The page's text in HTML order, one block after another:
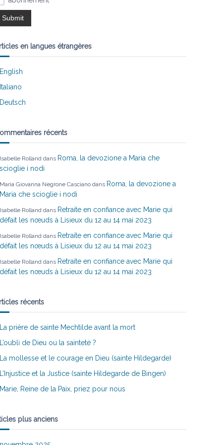
en langues étrangères
English
Italiano
Deutsch
récents
Isabelle Rolland dans Roma, la devozione a Maria che
scioglie i nodi
Maria Giovanna Negrone Casciano dans Roma, la devozione a
Maria che scioglie i nodi
Isabelle Rolland dans Retraite en confiance avec Marie qui
défait les nœuds à Lisieux du 12 au 14 mai 2023
Isabelle Rolland dans Retraite en confiance avec Marie qui
défait les nœuds à Lisieux du 12 au 14 mai 2023
Isabelle Rolland dans Retraite en confiance avec Marie qui
défait les nœuds à Lisieux du 12 au 14 mai 2023
récents
La prière de sainte Mechtilde avant la mort
L’oubli de Dieu ou la sainteté ?
La mollesse et le courage en Dieu (sainte Hildegarde)
L’Injustice et la Justice (sainte Hildegarde de Bingen)
Marie, Reine de la Paix, priez pour nous
plus anciens